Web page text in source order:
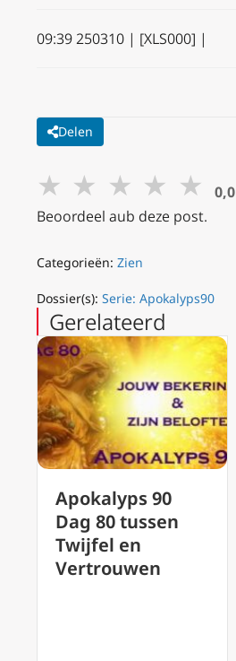
09:39 250310 | [XLS000] |
Delen
★ ★ ★ ★ ★ 0,0
Beoordeel aub deze post.
Categorieën: Zien
Dossier(s): Serie: Apokalyps90
Gerelateerd
Apokalyps 90
Dag 80 tussen
Twijfel en
Vertrouwen